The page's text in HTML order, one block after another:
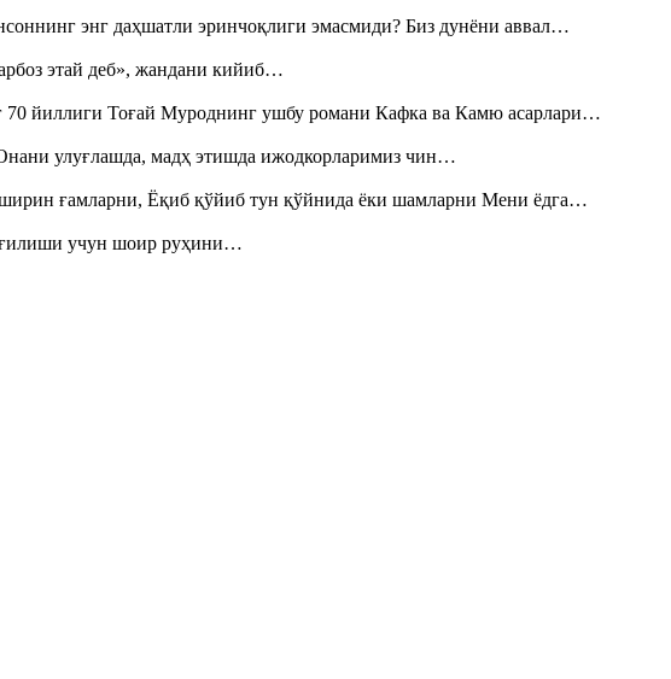
энг даҳшатли эринчоқлиги эмасмиди? Биз дунёни аввал…
этай деб», жандани кийиб…
70 йиллиги Тоғай Муроднинг ушбу романи Кафка ва Камю асарлари…
улуғлашда, мадҳ этишда ижодкорларимиз чин…
ғамларни, Ёқиб қўйиб тун қўйнида ёки шамларни Мени ёдга…
учун шоир руҳини…